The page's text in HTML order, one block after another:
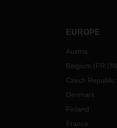
EUROPE
Austria
Belgium (FR NL
Czech Republic
Denmark
Finland
France